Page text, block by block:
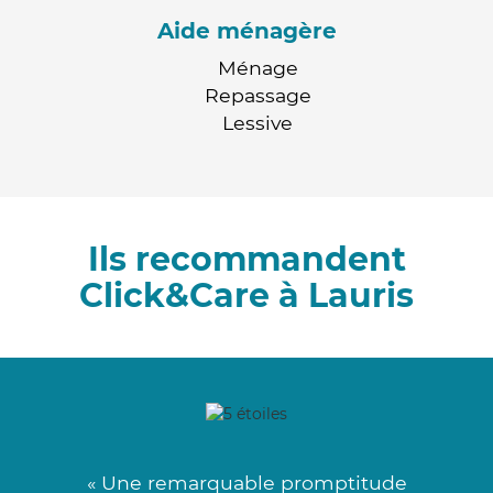
Aide ménagère
Ménage
Repassage
Lessive
Ils recommandent
Click&Care à Lauris
« Une remarquable promptitude